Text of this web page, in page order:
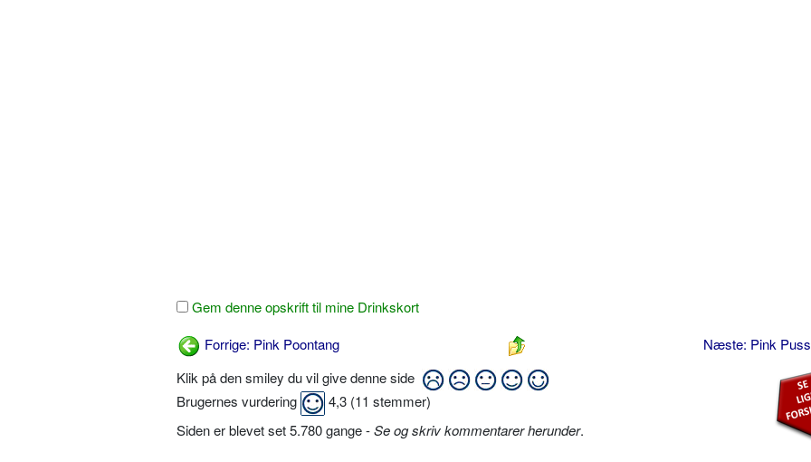
Gem denne opskrift til mine Drinkskort
Forrige: Pink Poontang
Næste: Pink
Klik på den smiley du vil give denne side
Brugernes vurdering
4,3 (11 stemmer)
Siden er blevet set 5.780 gange -Se og skriv kommentarer herunder.